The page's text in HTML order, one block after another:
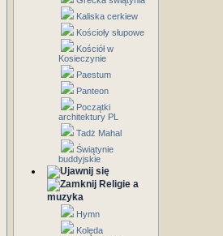
Kaliska cerkiew
Kościoły słupowe
Kościół w
Kosieczynie
Paestum
Panteon
Początki
architektury PL
Tadż Mahal
Świątynie
buddyjskie
Religie a
muzyka
Hymn
Kolęda